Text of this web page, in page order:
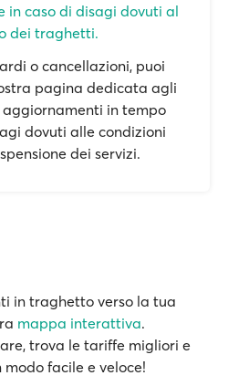
in caso di disagi dovuti al
dei traghetti.
o cancellazioni, puoi
pagina dedicata agli
aggiornamenti in tempo
dovuti alle condizioni
dei servizi.
in traghetto verso la tua
mappa interattiva.
trova le tariffe migliori e
facile e veloce!